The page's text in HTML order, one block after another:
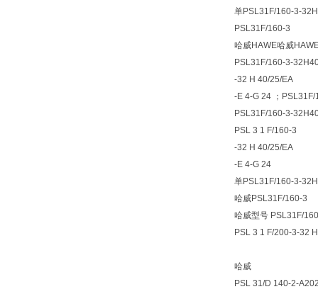
单PSL31F/160-3-
PSL31F/160-3
哈威HAWE哈威
PSL31F/160-3-
-32 H 40/25/EA
-E 4-G 24 ；
PSL31F/160-3-
PSL 3 1 F/160-3
-32 H 40/25/EA
-E 4-G 24
单PSL31F/160-3-
哈威PSL31F/160-3
哈威型号 PSL31F/
PSL 3 1 F/200-3-32
哈威
PSL 31/D 140-2-